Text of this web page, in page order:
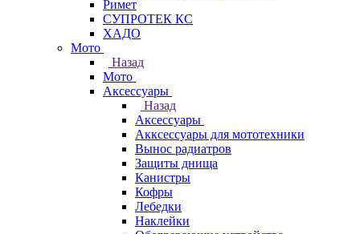
Римет
СУПРОТЕК КС
ХАДО
Мото
Назад
Мото
Аксессуары
Назад
Аксессуары
Акксессуары для мототехники
Вынос радиатров
Защиты днища
Канистры
Кофры
Лебедки
Наклейки